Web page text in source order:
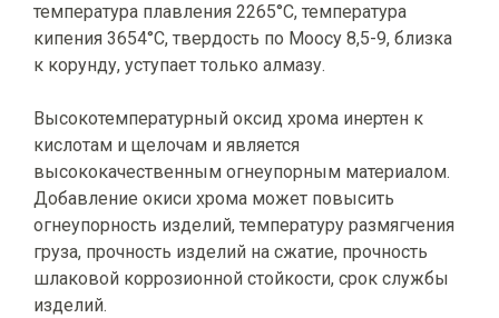
температура плавления 2265°C, температура
кипения 3654°C, твердость по Моосу 8,5-9, близка
к корунду, уступает только алмазу.
Высокотемпературный оксид хрома инертен к
кислотам и щелочам и является
высококачественным огнеупорным материалом.
Добавление окиси хрома может повысить
огнеупорность изделий, температуру размягчения
груза, прочность изделий на сжатие, прочность
шлаковой коррозионной стойкости, срок службы
изделий.